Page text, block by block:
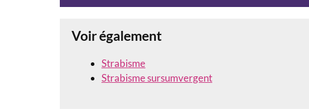
Voir également
Strabisme
Strabisme sursumvergent